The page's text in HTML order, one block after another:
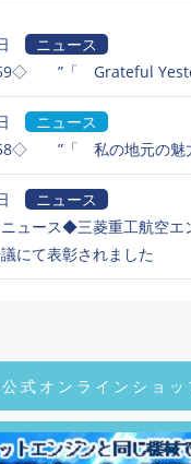
ニュース
”「 Grateful
ニュース
”「 私の地元の魅力
ニュース
ュース◆三菱重工航空エ
にて表彰されました
式オンラインショッ